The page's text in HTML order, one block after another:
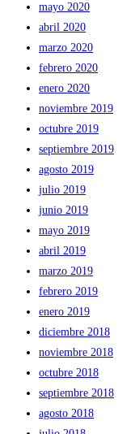
mayo 2020
abril 2020
marzo 2020
febrero 2020
enero 2020
noviembre 2019
octubre 2019
septiembre 2019
agosto 2019
julio 2019
junio 2019
mayo 2019
abril 2019
marzo 2019
febrero 2019
enero 2019
diciembre 2018
noviembre 2018
octubre 2018
septiembre 2018
agosto 2018